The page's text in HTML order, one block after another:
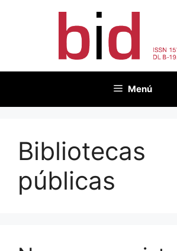
Menú
Bibliotecas
públicas